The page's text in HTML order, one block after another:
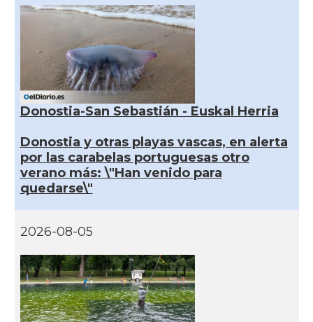
Donostia-San Sebastián - Euskal Herria
Donostia y otras playas vascas, en alerta
por las carabelas portuguesas otro
verano más: \"Han venido para
quedarse\"
2026-08-05